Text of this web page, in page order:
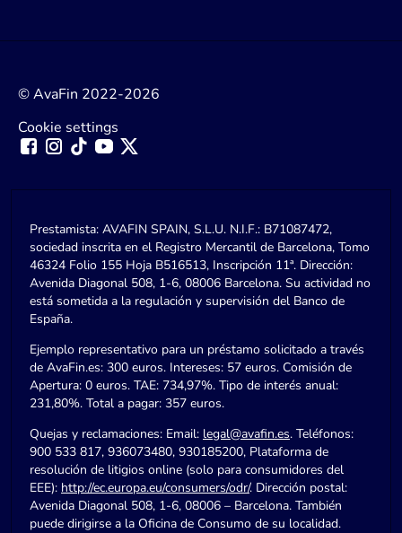
© AvaFin 2022-2026
Cookie settings
Prestamista: AVAFIN SPAIN, S.L.U. N.I.F.: B71087472,
sociedad inscrita en el Registro Mercantil de Barcelona, Tomo
46324 Folio 155 Hoja B516513, Inscripción 11ª. Dirección:
Avenida Diagonal 508, 1-6, 08006 Barcelona. Su actividad no
está sometida a la regulación y supervisión del Banco de
España.
Ejemplo representativo para un préstamo solicitado a través
de AvaFin.es: 300 euros. Intereses: 57 euros. Comisión de
Apertura: 0 euros. TAE: 734,97%. Tipo de interés anual:
231,80%. Total a pagar: 357 euros.
Quejas y reclamaciones: Email: legal@avafin.es. Teléfonos:
900 533 817, 936073480, 930185200, Plataforma de
resolución de litigios online (solo para consumidores del
EEE): http://ec.europa.eu/consumers/odr/. Dirección postal:
Avenida Diagonal 508, 1-6, 08006 – Barcelona. También
puede dirigirse a la Oficina de Consumo de su localidad.